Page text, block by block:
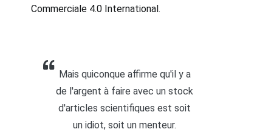
Commerciale 4.0 International .
Mais quiconque affirme qu'il y a
de l'argent à faire avec un stock
d'articles scientifiques est soit
un idiot, soit un menteur.